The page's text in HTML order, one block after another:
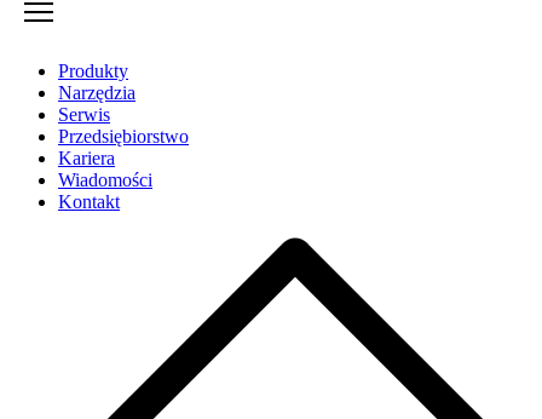
Produkty
Narzędzia
Serwis
Przedsiębiorstwo
Kariera
Wiadomości
Kontakt